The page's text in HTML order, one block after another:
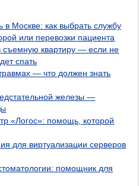
Москве: как выбрать службу
или перевозки пациента
съемную квартиру — если не
спать
— что должен знать
железы —
«Логос»: помощь, которой
для виртуализации серверов
помощник для